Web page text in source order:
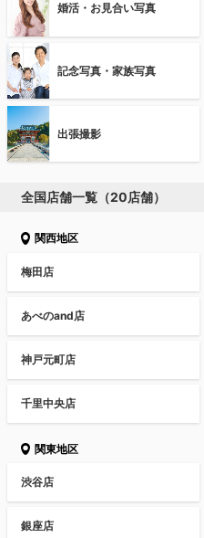
婚活・お見合い写真
記念写真・家族写真
出張撮影
全国店舗一覧（20店舗）
関西地区
梅田店
あべのand店
神戸元町店
千里中央店
関東地区
渋谷店
銀座店